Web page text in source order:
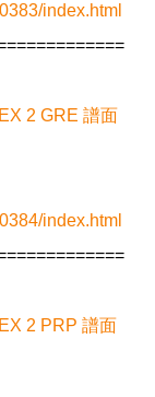
index.html
2 GRE 譜面
index.html
2 PRP 譜面